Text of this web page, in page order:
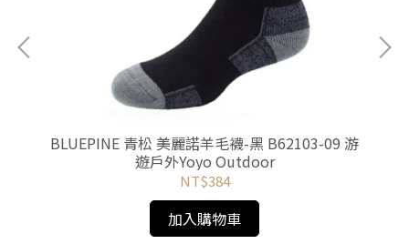
BLUEPINE 青松 美麗諾羊毛襪-黑 B62103-09 游
遊戶外Yoyo Outdoor
NT$384
加入購物車